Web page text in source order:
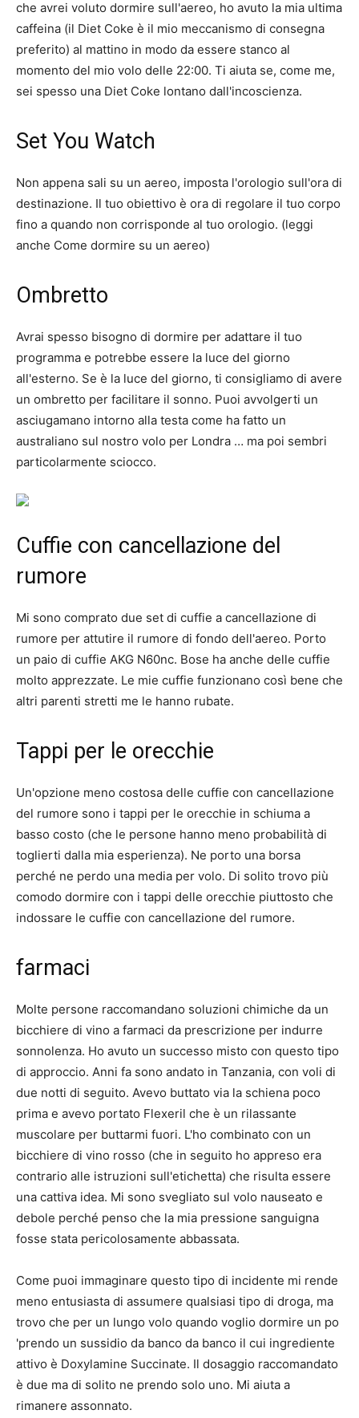
che avrei voluto dormire sull'aereo, ho avuto la mia ultima
caffeina (il Diet Coke è il mio meccanismo di consegna
preferito) al mattino in modo da essere stanco al
momento del mio volo delle 22:00. Ti aiuta se, come me,
sei spesso una Diet Coke lontano dall'incoscienza.
Set You Watch
Non appena sali su un aereo, imposta l'orologio sull'ora di
destinazione. Il tuo obiettivo è ora di regolare il tuo corpo
fino a quando non corrisponde al tuo orologio. (leggi
anche Come dormire su un aereo)
Ombretto
Avrai spesso bisogno di dormire per adattare il tuo
programma e potrebbe essere la luce del giorno
all'esterno. Se è la luce del giorno, ti consigliamo di avere
un ombretto per facilitare il sonno. Puoi avvolgerti un
asciugamano intorno alla testa come ha fatto un
australiano sul nostro volo per Londra … ma poi sembri
particolarmente sciocco.
Cuffie con cancellazione del
rumore
Mi sono comprato due set di cuffie a cancellazione di
rumore per attutire il rumore di fondo dell'aereo. Porto
un paio di cuffie AKG N60nc. Bose ha anche delle cuffie
molto apprezzate. Le mie cuffie funzionano così bene che
altri parenti stretti me le hanno rubate.
Tappi per le orecchie
Un'opzione meno costosa delle cuffie con cancellazione
del rumore sono i tappi per le orecchie in schiuma a
basso costo (che le persone hanno meno probabilità di
toglierti dalla mia esperienza). Ne porto una borsa
perché ne perdo una media per volo. Di solito trovo più
comodo dormire con i tappi delle orecchie piuttosto che
indossare le cuffie con cancellazione del rumore.
farmaci
Molte persone raccomandano soluzioni chimiche da un
bicchiere di vino a farmaci da prescrizione per indurre
sonnolenza. Ho avuto un successo misto con questo tipo
di approccio. Anni fa sono andato in Tanzania, con voli di
due notti di seguito. Avevo buttato via la schiena poco
prima e avevo portato Flexeril che è un rilassante
muscolare per buttarmi fuori. L'ho combinato con un
bicchiere di vino rosso (che in seguito ho appreso era
contrario alle istruzioni sull'etichetta) che risulta essere
una cattiva idea. Mi sono svegliato sul volo nauseato e
debole perché penso che la mia pressione sanguigna
fosse stata pericolosamente abbassata.
Come puoi immaginare questo tipo di incidente mi rende
meno entusiasta di assumere qualsiasi tipo di droga, ma
trovo che per un lungo volo quando voglio dormire un po
'prendo un sussidio da banco da banco il cui ingrediente
attivo è Doxylamine Succinate. Il dosaggio raccomandato
è due ma di solito ne prendo solo uno. Mi aiuta a
rimanere assonnato.